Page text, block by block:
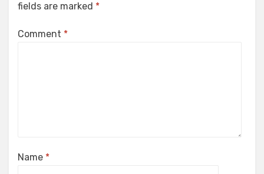
fields are marked *
Comment *
Name *